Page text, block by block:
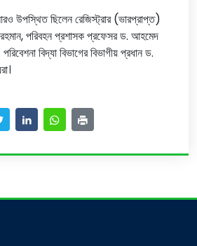
উপস্থিত ছিলেন রেজিস্ট্রার (ভারপ্রাপ্ত)
পরিবহন প্রশাসক প্রফেসর ড. আহমেদ
বিদ্যা বিভাগের বিভাগীয় প্রধান ড.